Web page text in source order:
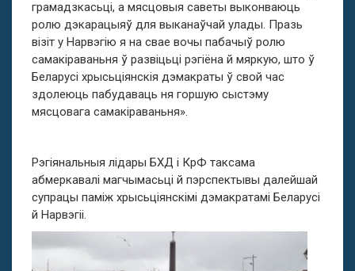
грамадзкасьці, а мясцовыя саветы выконваюць
ролю дэкарацыяў для выканаўчай улады. Празь
візіт у Нарвэгію я на свае вочы пабачыў ролю
самакіраваньня ў развіцьці рэгіёна й мяркую, што ў
Беларусі хрысьціянскія дэмакраты ў свой час
здолеюць пабудаваць ня горшую сыстэму
мясцовага самакіраваньня».
Рэгіянальныя лідары БХД і КрФ таксама
абмеркавалі магчымасьці й пэрспектывы далейшай
супрацы паміж хрысьціянскімі дэмакратамі Беларусі
й Нарвэгіі.